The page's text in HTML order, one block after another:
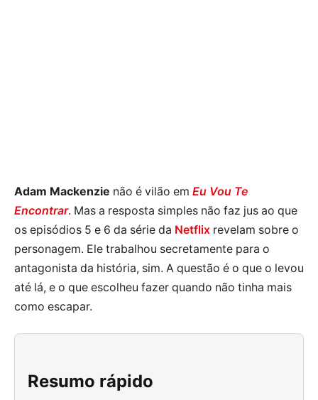
Adam Mackenzie não é vilão em Eu Vou Te
Encontrar. Mas a resposta simples não faz jus ao que
os episódios 5 e 6 da série da Netflix revelam sobre o
personagem. Ele trabalhou secretamente para o
antagonista da história, sim. A questão é o que o levou
até lá, e o que escolheu fazer quando não tinha mais
como escapar.
Resumo rápido